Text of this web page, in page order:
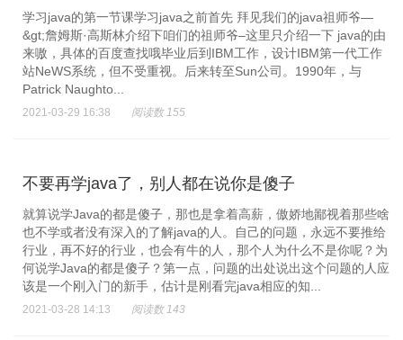
学习java的第一节课学习java之前首先 拜见我们的java祖师爷—
&gt;詹姆斯·高斯林介绍下咱们的祖师爷–这里只介绍一下 java的由
来嗷，具体的百度查找哦毕业后到IBM工作，设计IBM第一代工作
站NeWS系统，但不受重视。后来转至Sun公司。1990年，与
Patrick Naughto...
2021-03-29 16:38 阅读数 155
不要再学java了，别人都在说你是傻子
就算说学Java的都是傻子，那也是拿着高薪，傲娇地鄙视着那些啥
也不学或者没有深入的了解java的人。自己的问题，永远不要推给
行业，再不好的行业，也会有牛的人，那个人为什么不是你呢？为
何说学Java的都是傻子？第一点，问题的出处说出这个问题的人应
该是一个刚入门的新手，估计是刚看完java相应的知...
2021-03-28 14:13 阅读数 143